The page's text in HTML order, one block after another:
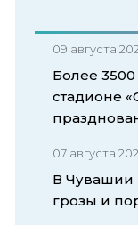
09 августа
Более
стадионе
07 августа
В Чувашии
грозы и